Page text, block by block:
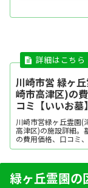
川崎市営 緑ヶ
崎市高津区)の
コミ【いいお墓】
川崎市営緑ヶ丘霊園(
高津区)の施設詳細。
の費用価格、口コミ
セス・駐車場情報な
墓」にお任せくださ
墓の相談はすべて無
の選び...
緑ヶ丘霊園の